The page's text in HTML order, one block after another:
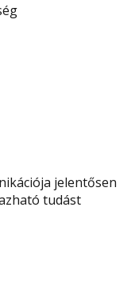
jelentősen
tudást